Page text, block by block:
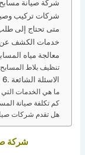
شركة صيانة مسابح
شركات تركيب
متى تحتاج إلى
خدمات الكشف عن
معالجة مياه
تنظيف بلاط المسابح
الاسئلة الشائعة
ما هي الخدمات
كم تكلفة صيانة
هل تقدم شركات
شركة